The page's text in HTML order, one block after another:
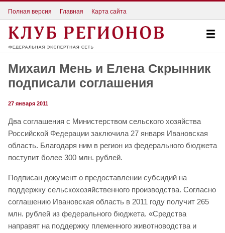
Полная версия Главная Карта сайта
Михаил Мень и Елена Скрынник
подписали соглашения
27 января 2011
Два соглашения с Министерством сельского хозяйства
Российской Федерации заключила 27 января Ивановская
область. Благодаря ним в регион из федерального бюджета
поступит более 300 млн. рублей.
Подписан документ о предоставлении субсидий на
поддержку сельскохозяйственного производства. Согласно
соглашению Ивановская область в 2011 году получит 265
млн. рублей из федерального бюджета. «Средства
направят на поддержку племенного животноводства и